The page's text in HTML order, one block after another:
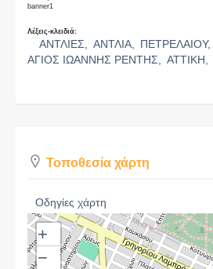
banner1
Λέξεις-κλειδιά:
ΑΝΤΛΙΕΣ, ΑΝΤΛΙΑ, ΠΕΤΡΕΛΑΙΟΥ,
ΑΓΙΟΣ ΙΩΑΝΝΗΣ ΡΕΝΤΗΣ,
ΑΤΤΙΚΗ,
Τοποθεσία χάρτη
Οδηγίες χάρτη
+
−